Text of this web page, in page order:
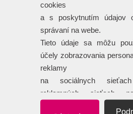
cookies
a s poskytnutím údajov
správaní na webe.
Tieto údaje sa môžu
účely zobrazovania
reklamy
na sociálnych
reklamných sieťach